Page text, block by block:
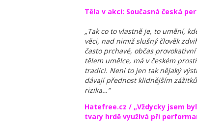
Těla v akci: Současná česká
„Tak co to vlastně je, to umění,
věci, nad nimiž slušný člověk
často prchavé, občas
tělem umělce, má v českém
tradici. Není to jen tak nějaký
dávají přednost klidnějším
rizika…“
Hatefree.cz / „Vždycky jsem
tvary hrdě využívá při